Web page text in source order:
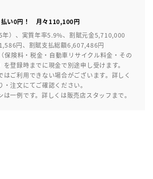
払い0円！ 月々110,100円
年）、実質年率5.9%、割賦元金5,710,000
円、割賦支払総額6,607,486円
保険料・税金・自動車リサイクル料金・その
登録時までに現金で別途申し受けます。
はご利用できない場合がございます。詳しく
・注文にてご確認ください。
は一例です。詳しくは販売店スタッフまで。